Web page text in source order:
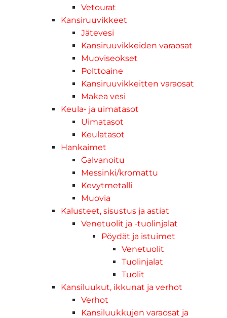
Vetourat
Kansiruuvikkeet
Jätevesi
Kansiruuvikkeiden varaosat
Muoviseokset
Polttoaine
Kansiruuvikkeitten varaosat
Makea vesi
Keula- ja uimatasot
Uimatasot
Keulatasot
Hankaimet
Galvanoitu
Messinki/kromattu
Kevytmetalli
Muovia
Kalusteet, sisustus ja astiat
Venetuolit ja -tuolinjalat
Pöydät ja istuimet
Venetuolit
Tuolinjalat
Tuolit
Kansiluukut, ikkunat ja verhot
Verhot
Kansiluukkujen varaosat ja